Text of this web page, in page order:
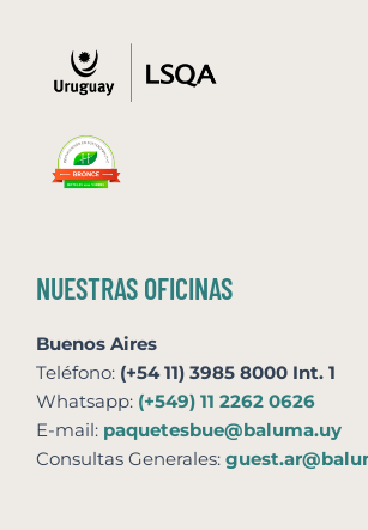
NUESTRAS OFICINAS
Buenos Aires
Teléfono: (+54 11) 3985 8000 Int. 1
Whatsapp: (+549) 11 2262 0626
E-mail: paquetesbue@baluma.uy
Consultas Generales: